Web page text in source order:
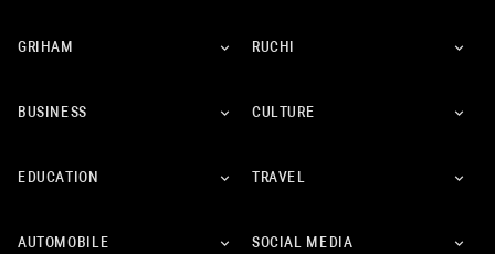
GRIHAM RUCHI
BUSINESS CULTURE
EDUCATION TRAVEL
AUTOMOBILE SOCIAL MEDIA